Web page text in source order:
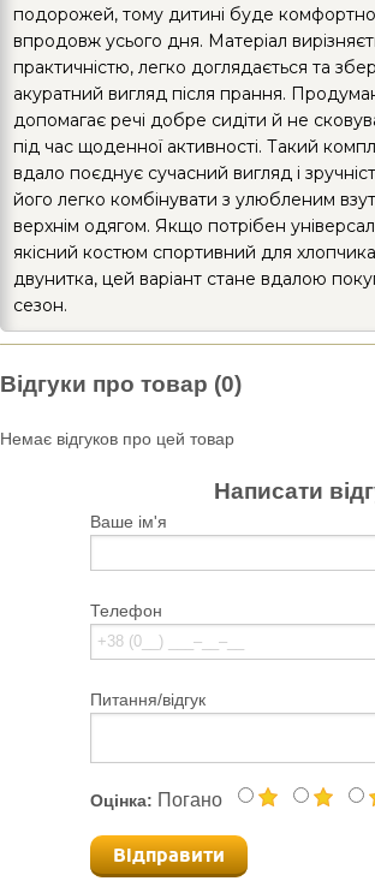
подорожей, тому дитині буде комфортно
впродовж усього дня. Матеріал
практичністю, легко доглядається та
акуратний вигляд після прання.
допомагає речі добре сидіти й не
під час щоденної активності. Такий
вдало поєднує сучасний вигляд і
його легко комбінувати з улюбленим
верхнім одягом. Якщо потрібен
якісний костюм спортивний для хлопчика
двунитка, цей варіант стане вдалою
сезон.
Відгуки про товар (0)
Немає відгуков про цей товар
Написати
Ваше ім'я
Телефон
Питання/відгук
Оцінка: Погано
Відправити